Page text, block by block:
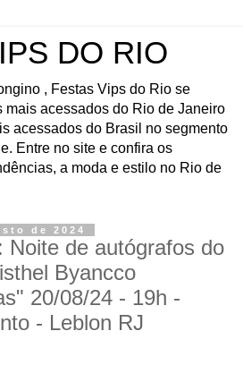
DO RIO
, Festas Vips do Rio se
mais acessados do Rio de Janeiro
acessados do Brasil no segmento
Entre no site e confira os
a moda e estilo no Rio de
de 2024
Noite de autógrafos do
Byancco
20/08/24 - 19h -
- Leblon RJ